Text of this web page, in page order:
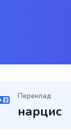
Переклад
нарцис